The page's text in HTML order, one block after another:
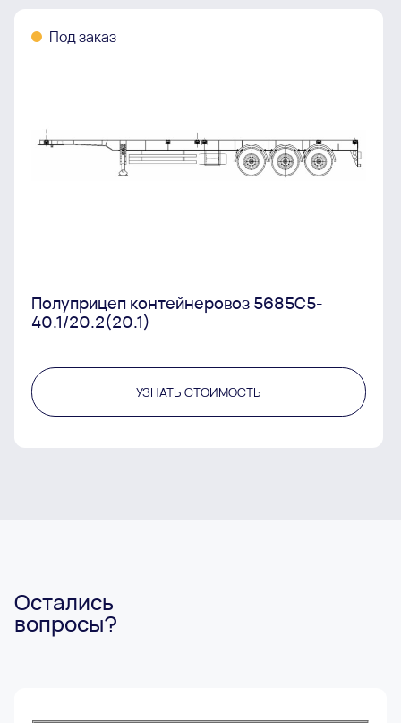
Под заказ
Полуприцеп контейнеровоз 5685С5-
40.1/20.2(20.1)
УЗНАТЬ СТОИМОСТЬ
Остались
вопросы?